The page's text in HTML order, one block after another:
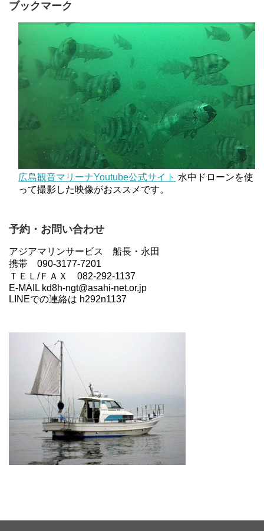
ブックマーク
広島観音マリーナYoutube公式サイト 水中ドローンを使
って撮影した映像がおススメです。
予約・お問い合わせ
アジアマリンサービス 船長・永田
携帯 090-3177-7201
ＴＥＬ/ＦＡＸ 082-292-1137
E-MAIL kd8h-ngt@asahi-net.or.jp
LINEでの連絡は h292n1137